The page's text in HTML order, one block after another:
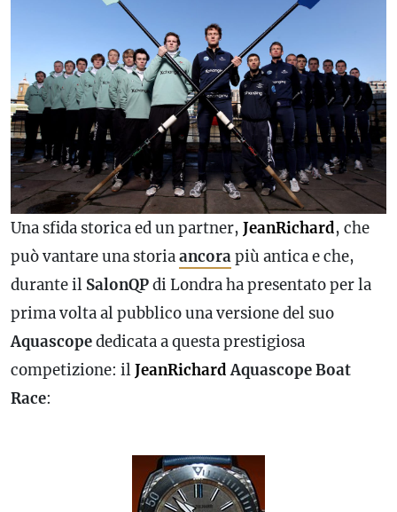
Una sfida storica ed un partner, JeanRichard, che
può vantare una storiaancorapiù antica e che,
durante il SalonQPdi Londra ha presentato per la
prima volta al pubblico una versione del suo
Aquascopededicata a questa prestigiosa
competizione: ilJeanRichardAquascope Boat
Race: